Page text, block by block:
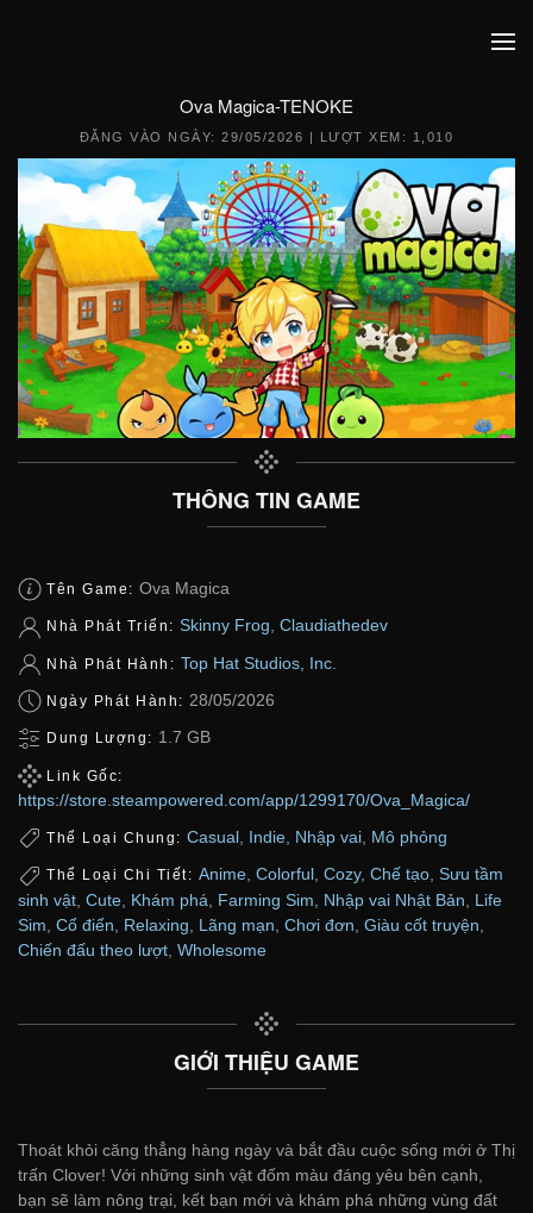
Ova Magica-TENOKE
ĐĂNG VÀO NGÀY:29/05/2026 | LƯỢT XEM: 1,010
THÔNG TIN GAME
Tên Game: Ova Magica
Nhà Phát Triển: Skinny Frog, Claudiathedev
Nhà Phát Hành: Top Hat Studios, Inc.
Ngày Phát Hành: 28/05/2026
Dung Lượng: 1.7 GB
Link Gốc:
https://store.steampowered.com/app/1299170/Ova_Magica/
Thể Loại Chung: Casual Indie Nhập vai Mô phỏng
Thể Loại Chi Tiết: Anime, Colorful, Cozy, Chế tạo, Sưu tầm
sinh vật Cute Khám phá Farming Sim Nhập vai Nhật Bản
Life
Sim Cổ điển Relaxing Lãng mạn Chơi đơn Giàu cốt truyện
Chiến đấu theo lượt Wholesome
GIỚI THIỆU GAME
Thoát khỏi căng thẳng hàng ngày và bắt đầu cuộc sống mới ở Thị
trấn Clover! Với những sinh vật đốm màu đáng yêu bên cạnh,
bạn sẽ làm nông trại, kết bạn mới và khám phá những vùng đất